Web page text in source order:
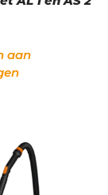
aan